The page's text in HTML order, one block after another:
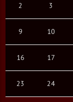
2 3
9 10
16 17
23 24